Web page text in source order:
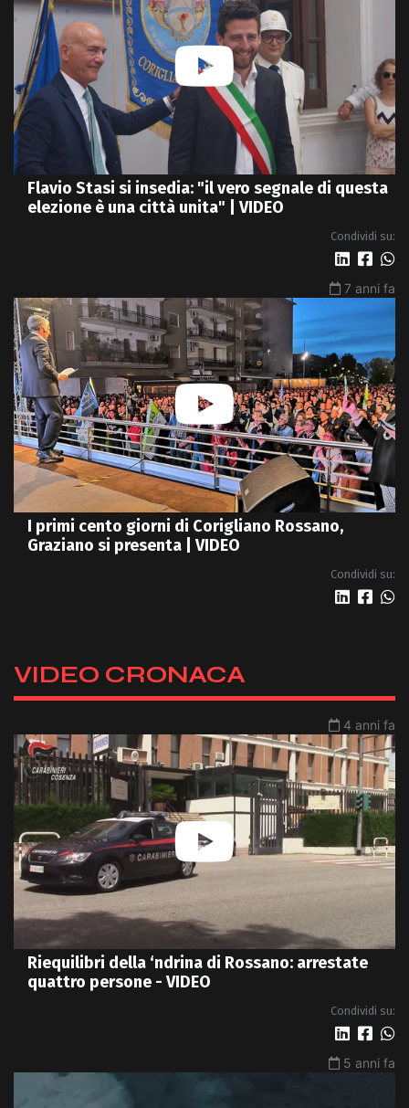
Flavio Stasi si insedia: "il vero segnale di questa
elezione è una città unita" | VIDEO
Condividi su:
7 anni fa
I primi cento giorni di Corigliano Rossano,
Graziano si presenta | VIDEO
Condividi su:
VIDEO CRONACA
4 anni fa
Riequilibri della ‘ndrina di Rossano: arrestate
quattro persone - VIDEO
Condividi su:
5 anni fa